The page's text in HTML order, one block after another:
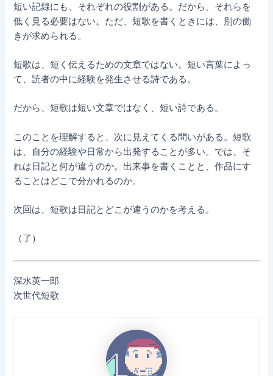
短い記録にも、それぞれの役割がある。だから、それらを
低く見る必要はない。ただ、短歌を書くときには、別の働
きが求められる。
短歌は、短く伝えるための文章ではない。短い言葉によっ
て、読者の中に経験を発生させる詩である。
だから、短歌は短い文章ではなく、短い詩である。
このことを理解すると、次に見えてくる問いがある。短歌
は、自分の経験や日常から出発することが多い。では、そ
れは日記と何が違うのか。出来事を書くことと、作品にす
ることはどこで分かれるのか。
次回は、短歌は日記とどこが違うのかを考える。
（了）
深水英一郎
次世代短歌